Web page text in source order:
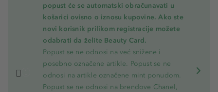
popust će se automatski obračunavati u
košarici ovisno o iznosu kupovine. Ako ste
novi korisnik prilikom registracije možete
odabrati da želite Beauty Card.
Popust se ne odnosi na već snižene i
posebno označene artikle. Popust se ne
odnosi na artikle označene mint ponudom.
Popust se ne odnosi na brendove Chanel,